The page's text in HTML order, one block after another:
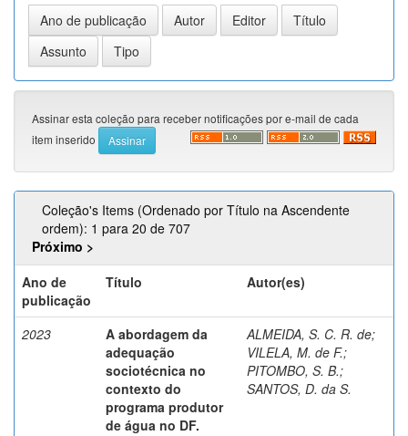
Assinar esta coleção para receber notificações por e-mail de cada
item inserido
Coleção's Items (Ordenado por Título na Ascendente
ordem): 1 para 20 de 707
Próximo >
Ano de
publicação
Título Autor(es)
2023
A abordagem da
adequação
sociotécnica no
contexto do
programa produtor
de água no DF.
ALMEIDA, S. C. R. de;
VILELA, M. de F.;
PITOMBO, S. B.;
SANTOS, D. da S.